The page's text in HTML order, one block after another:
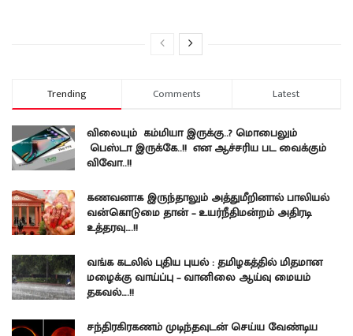
Trending Comments Latest
விலையும் கம்மியா இருக்கு..? மொபைலும்
பெஸ்டா இருக்கே..!! என ஆச்சரிய பட வைக்கும்
விவோ..!!
கணவனாக இருந்தாலும் அத்துமீறினால் பாலியல்
வன்கொடுமை தான் – உயர்நீதிமன்றம் அதிரடி
உத்தரவு….!!
வங்க கடலில் புதிய புயல் : தமிழகத்தில் மிதமான
மழைக்கு வாய்ப்பு – வானிலை ஆய்வு மையம்
தகவல்….!!
சந்திரகிரகணம் முடிந்தவுடன் செய்ய வேண்டிய